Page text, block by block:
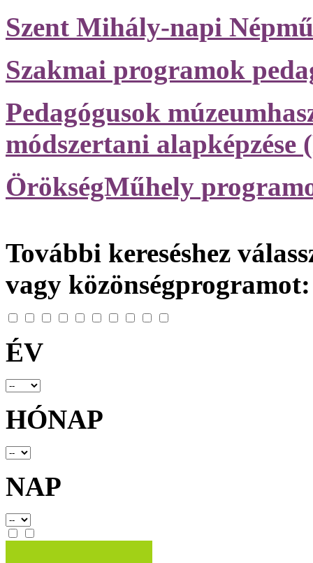
Szent Mihály-napi
Szakmai programok
Pedagógusok
módszertani alapképzése
ÖrökségMűhely
További kereséshez
vagy közönségprogramot:
ÉV
HÓNAP
NAP